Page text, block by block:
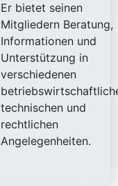
Er bietet seinen
Mitgliedern Beratung,
Informationen und
Unterstützung in
verschiedenen
technischen und
rechtlichen
Angelegenheiten.